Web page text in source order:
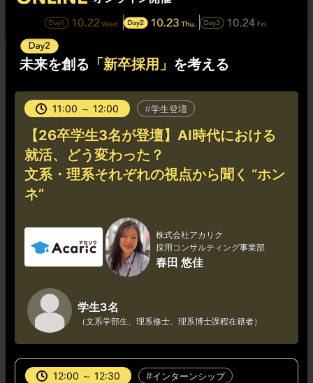
未来を創る 「新卒採用」 を考える
11:00 ～ 12:00 学生登壇
【26卒学生3名が登壇】AI時代における
就活、どう変わった？
文系・理系それぞれの視点から聞く “ホン
ネ”
株式会社アカリク
採用コンサルティング事業部
春田 悠佳
学生3名
（文系学部生、理系修士、理系博士課程在籍者）
12:00 ～ 12:30 インターンシップ